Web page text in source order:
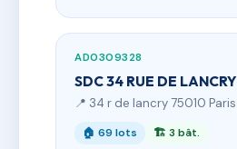
AD0309328
SDC 34 RUE DE LANCRY
📍 34 r de lancry 75010 Paris
🏠 69 lots 🏗 3 bât.